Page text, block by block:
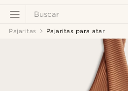
Buscar
Pajaritas Pajaritas para atar